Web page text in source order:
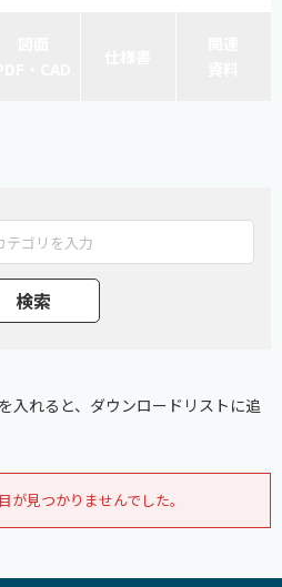
入れると、ダウンロードリストに追
が見つかりませんでした。